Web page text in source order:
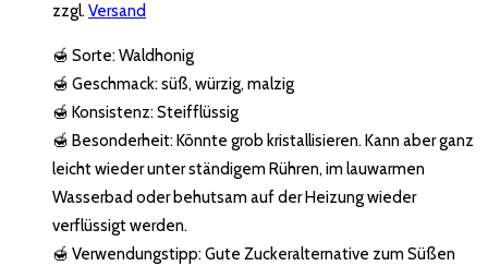
zzgl.Versand
🍯 Sorte: Waldhonig
🍯 Geschmack: süß, würzig, malzig
🍯 Konsistenz: Steifflüssig
🍯 Besonderheit: Könnte grob kristallisieren. Kann aber ganz
leicht wieder unter ständigem Rühren, im lauwarmen
Wasserbad oder behutsam auf der Heizung wieder
verflüssigt werden.
🍯 Verwendungstipp: Gute Zuckeralternative zum Süßen